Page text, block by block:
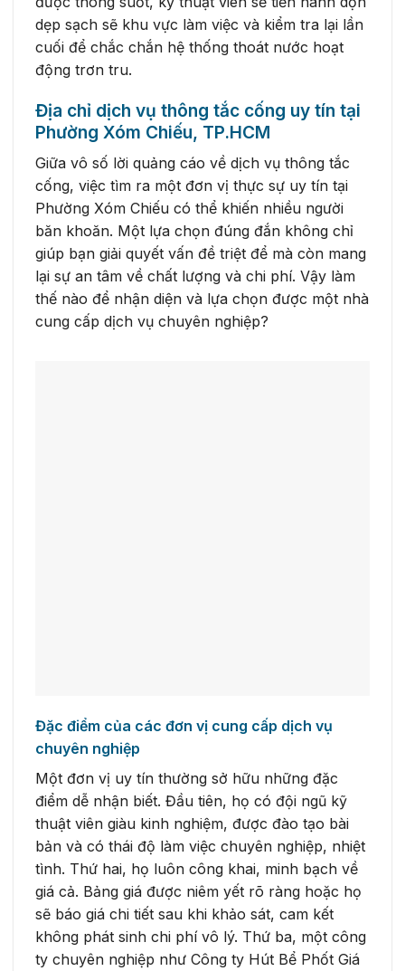
dẹp sạch sẽ khu vực làm việc và kiểm tra lại lần
cuối để chắc chắn hệ thống thoát nước hoạt
động trơn tru.
Địa chỉ dịch vụ thông tắc cống uy tín tại
Phường Xóm Chiếu, TP.HCM
Giữa vô số lời quảng cáo về dịch vụ thông tắc
cống, việc tìm ra một đơn vị thực sự uy tín tại
Phường Xóm Chiếu có thể khiến nhiều người
băn khoăn. Một lựa chọn đúng đắn không chỉ
giúp bạn giải quyết vấn đề triệt để mà còn mang
lại sự an tâm về chất lượng và chi phí. Vậy làm
thế nào để nhận diện và lựa chọn được một nhà
cung cấp dịch vụ chuyên nghiệp?
Đặc điểm của các đơn vị cung cấp dịch vụ
chuyên nghiệp
Một đơn vị uy tín thường sở hữu những đặc
điểm dễ nhận biết. Đầu tiên, họ có đội ngũ kỹ
thuật viên giàu kinh nghiệm, được đào tạo bài
bản và có thái độ làm việc chuyên nghiệp, nhiệt
tình. Thứ hai, họ luôn công khai, minh bạch về
giá cả. Bảng giá được niêm yết rõ ràng hoặc họ
sẽ báo giá chi tiết sau khi khảo sát, cam kết
không phát sinh chi phí vô lý. Thứ ba, một công
ty chuyên nghiệp như Công ty Hút Bể Phốt Giá